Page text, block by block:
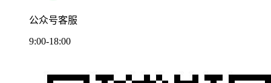
公众号客服
9:00-18:00